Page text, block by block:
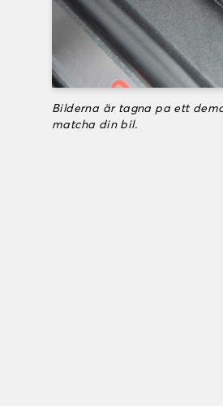
Bilderna är tagna pa ett
matcha din bil.